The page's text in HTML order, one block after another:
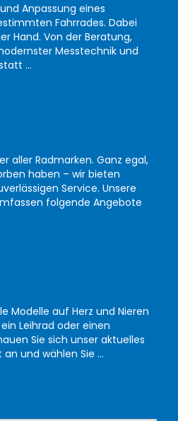
Anpassung eines
Fahrrades. Dabei
Hand. Von der Beratung,
Messtechnik und
...
aller Radmarken. Ganz egal,
haben – wir bieten
Service. Unsere
folgende Angebote
Modelle auf Herz und Nieren
Leihrad oder einen
Sie sich unser aktuelles
und wählen Sie ...